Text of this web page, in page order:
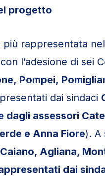
progetto
più rappresentata
l’adesione di sei
Pompei,
dai sindaci
dagli assessori
e Anna Fiore). A
Agliana,
dai